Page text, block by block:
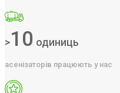
>10 одиниць
асенізаторів працюють у нас